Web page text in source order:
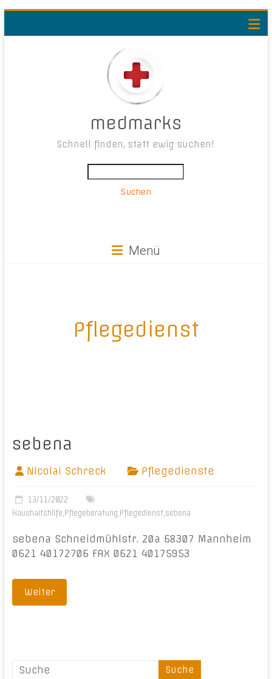
medmarks
Schnell finden, statt ewig suchen!
Suchen
Menü
Pflegedienst
sebena
Nicolai Schreck Pflegedienste
13/11/2022
Haushaltshilfe,Pflegeberatung,Pflegedienst,sebena
sebena Schneidmühlstr. 20a 68307 Mannheim
0621 40172706 FAX 0621 40175953
Weiter